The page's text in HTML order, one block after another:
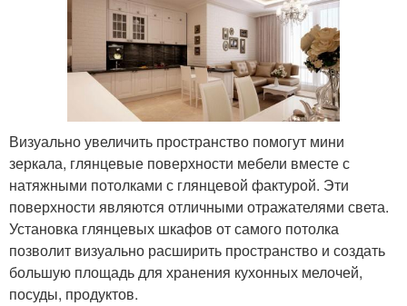
Визуально увеличить пространство помогут мини
зеркала, глянцевые поверхности мебели вместе с
натяжными потолками с глянцевой фактурой. Эти
поверхности являются отличными отражателями света.
Установка глянцевых шкафов от самого потолка
позволит визуально расширить пространство и создать
большую площадь для хранения кухонных мелочей,
посуды, продуктов.